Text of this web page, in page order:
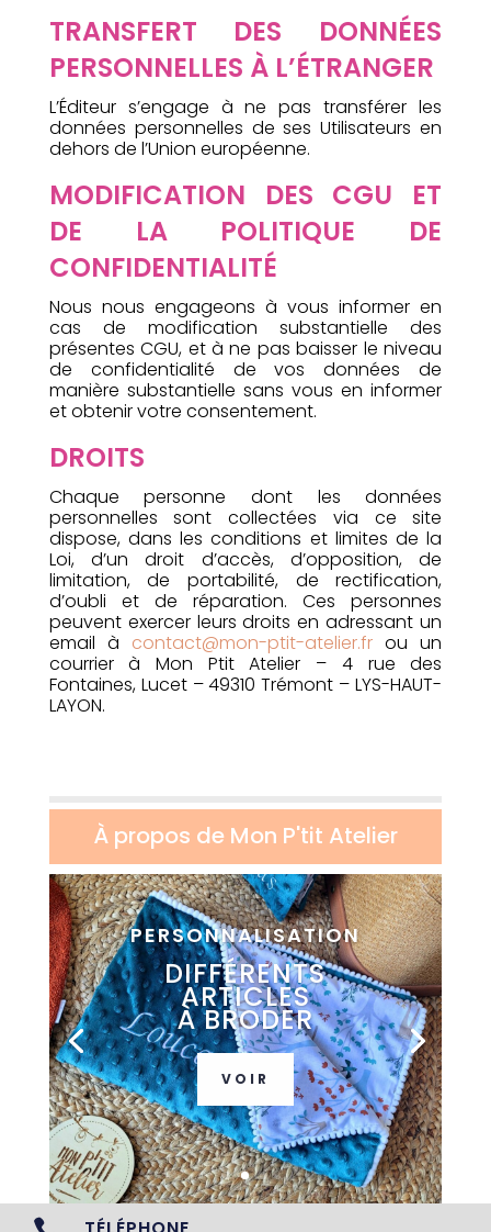
TRANSFERT DES DONNÉES
PERSONNELLES À L’ÉTRANGER
L’Éditeur s’engage à ne pas transférer les
données personnelles de ses Utilisateurs en
dehors de l’Union européenne.
MODIFICATION DES CGU ET
DE LA POLITIQUE DE
CONFIDENTIALITÉ
Nous nous engageons à vous informer en
cas de modification substantielle des
présentes CGU, et à ne pas baisser le niveau
de confidentialité de vos données de
manière substantielle sans vous en informer
et obtenir votre consentement.
DROITS
Chaque personne dont les données
personnelles sont collectées via ce site
dispose, dans les conditions et limites de la
Loi, d’un droit d’accès, d’opposition, de
limitation, de portabilité, de rectification,
d’oubli et de réparation. Ces personnes
peuvent exercer leurs droits en adressant un
email à contact@mon-ptit-atelier.fr ou un
courrier à Mon Ptit Atelier – 4 rue des
Fontaines, Lucet – 49310 Trémont – LYS-HAUT-
LAYON.
À propos de Mon P'tit Atelier
PERSONNALISATION
DIFFÉRENTS
ARTICLES
À BRODER
VOIR